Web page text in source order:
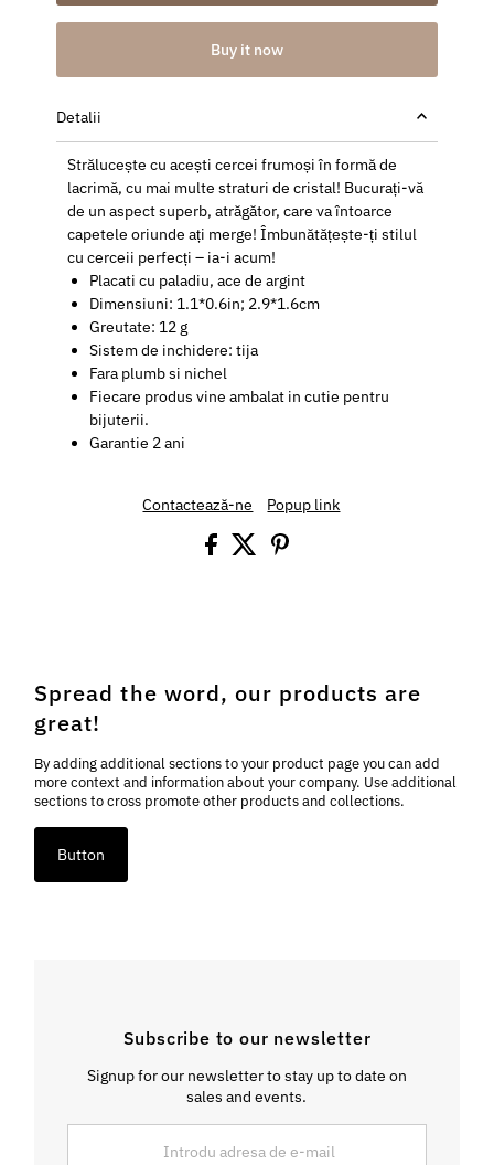
Buy it now
Detalii
Strălucește cu acești cercei frumoși în formă de
lacrimă, cu mai multe straturi de cristal! Bucurați-vă
de un aspect superb, atrăgător, care va întoarce
capetele oriunde ați merge! Îmbunătățește-ți stilul
cu cerceii perfecți – ia-i acum!
Placati cu paladiu, ace de argint
Dimensiuni: 1.1*0.6in; 2.9*1.6cm
Greutate: 12 g
Sistem de inchidere: tija
Fara plumb si nichel
Fiecare produs vine ambalat in cutie pentru
bijuterii.
Garantie 2 ani
Contactează-ne Popup link
Spread the word, our products are
great!
By adding additional sections to your product page you can add
more context and information about your company. Use additional
sections to cross promote other products and collections.
Button
Subscribe to our newsletter
Signup for our newsletter to stay up to date on
sales and events.